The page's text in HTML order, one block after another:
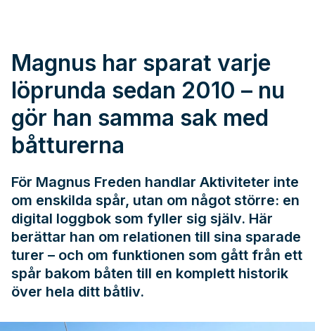
Magnus har sparat varje
löprunda sedan 2010 – nu
gör han samma sak med
båtturerna
För Magnus Freden handlar Aktiviteter inte
om enskilda spår, utan om något större: en
digital loggbok som fyller sig själv. Här
berättar han om relationen till sina sparade
turer – och om funktionen som gått från ett
spår bakom båten till en komplett historik
över hela ditt båtliv.